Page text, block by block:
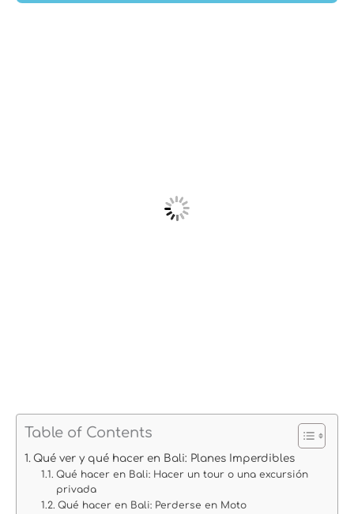
Table of Contents
Qué ver y qué hacer en Bali: Planes Imperdibles
Qué hacer en Bali: Hacer un tour o una excursión
privada
Qué hacer en Bali: Perderse en Moto